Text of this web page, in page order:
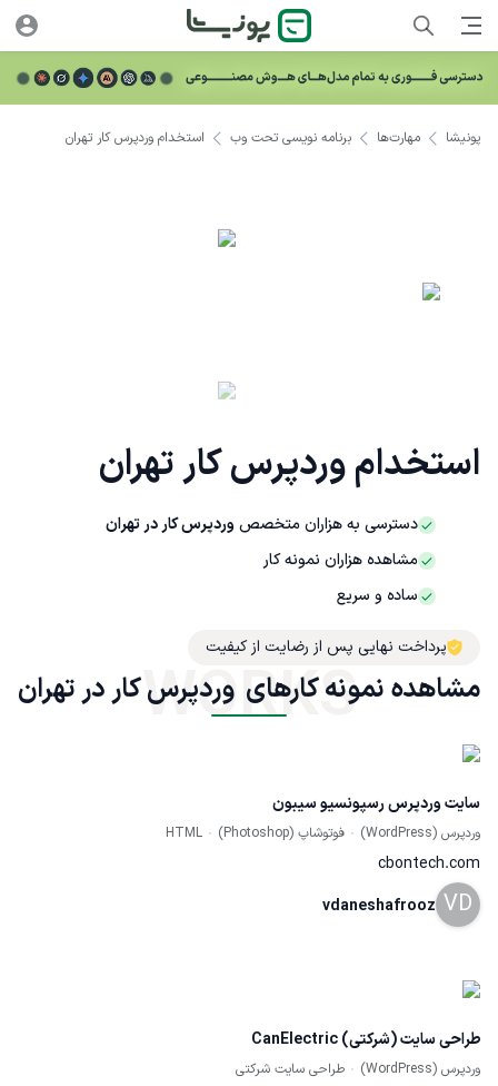
استخدام وردپرس کار تهران
دسترسی به هزاران متخصصوردپرس کار در تهران
مشاهده هزاران نمونه کار
ساده و سریع
پرداخت نهایی پس از رضایت از کیفیت
پونیشا مهارت‌ها برنامه نویسی تحت وب استخدام وردپرس کار تهران
مشاهده نمونه کارهای  وردپرس کار در تهران
WORKS
سایت وردپرس رسپونسیو سیبون
وردپرس (WordPress) فوتوشاپ (Photoshop) HTML
cbontech.com
VD
vdaneshafrooz
طراحی سایت (شرکتی) CanElectric
وردپرس (WordPress) طراحی سایت شرکتی